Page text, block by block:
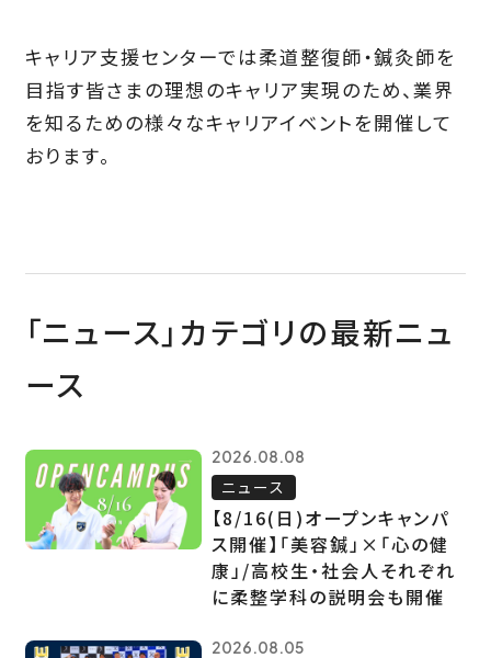
キャリア支援センターでは柔道整復師・鍼灸師を
目指す皆さまの理想のキャリア実現のため、業界
を知るための様々なキャリアイベントを開催して
おります。
「ニュース」カテゴリの最新ニュ
ース
2026.08.08
ニュース
【8/16(日)オープンキャンパ
ス開催】「美容鍼」×「心の健
康」/高校生・社会人それぞれ
に柔整学科の説明会も開催
2026.08.05